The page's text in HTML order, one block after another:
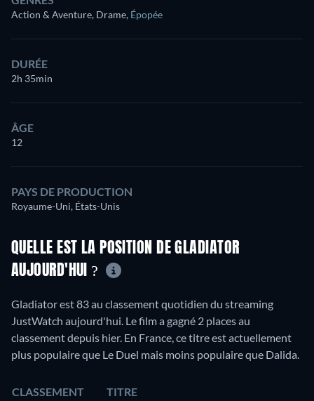
Action & Aventure, Drame, Épopée
DURÉE
2h 35min
ÂGE
12
PAYS DE PRODUCTION
Royaume-Uni, États-Unis
QUELLE EST LA POSITION DE GLADIATOR
AUJOURD'HUI ?
Gladiator est 83 au classement quotidien du streaming
JustWatch aujourd'hui. Le film a gagné 2 places au
classement depuis hier. En France, ce titre est actuellement
plus populaire que Le Duel mais moins populaire que Dalida.
CLASSEMENT TITRE